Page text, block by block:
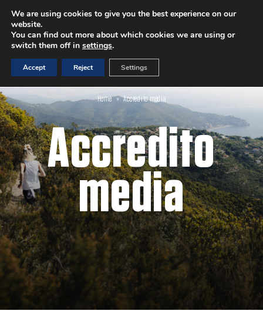
Home » Accredito media
Accredito
media
We are using cookies to give you the best experience on our
website.
You can find out more about which cookies we are using or
switch them off in settings.
Accept Reject Settings